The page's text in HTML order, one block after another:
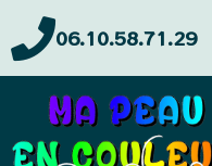
06.10.58.71.29